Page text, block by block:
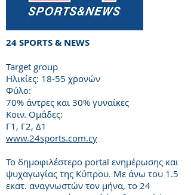
24 SPORTS & NEWS
Target group
Ηλικίες: 18-55 χρονών
Φύλο:
70% άντρες και 30% γυναίκες
Κοιν. Ομάδες:
Γ1, Γ2, Δ1
www.24sports.com.cy
To δημοφιλέστερο portal ενημέρωσης και
ψυχαγωγίας της Κύπρου. Με άνω του 1.5
εκατ. αναγνωστών τον μήνα, το 24